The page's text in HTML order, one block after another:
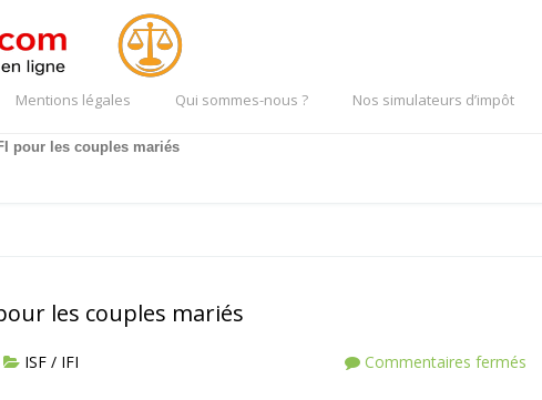
Mentions légales Qui sommes-nous ? Nos simulateurs d’impôt
pour les couples mariés
les couples mariés
ISF / IFI Commentaires fermés